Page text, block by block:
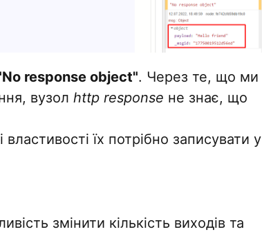
response object". Через те, що ми
вузол http response не знає, що
їх потрібно записувати у
змінити кількість виходів та